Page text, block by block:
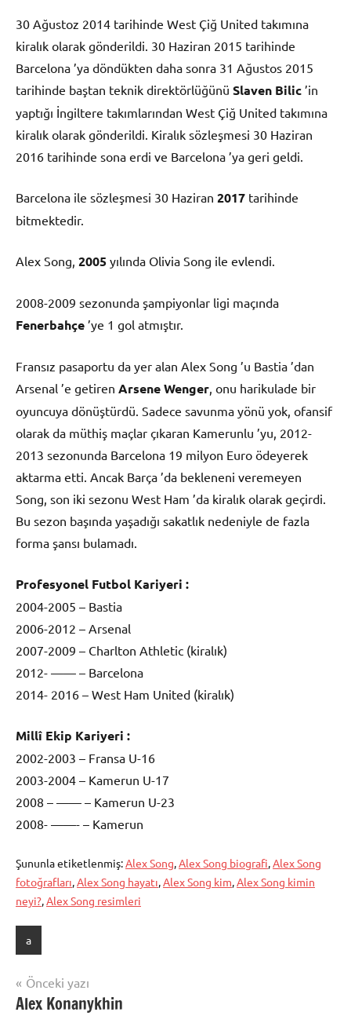
30 Ağustoz 2014 tarihinde West Çiğ United takımına
kiralık olarak gönderildi. 30 Haziran 2015 tarihinde
Barcelona ’ya döndükten daha sonra 31 Ağustos 2015
tarihinde baştan teknik direktörlüğünü Slaven Bilic ’in
yaptığı İngiltere takımlarından West Çiğ United takımına
kiralık olarak gönderildi. Kiralık sözleşmesi 30 Haziran
2016 tarihinde sona erdi ve Barcelona ’ya geri geldi.
Barcelona ile sözleşmesi 30 Haziran 2017 tarihinde
bitmektedir.
Alex Song, 2005 yılında Olivia Song ile evlendi.
2008-2009 sezonunda şampiyonlar ligi maçında
Fenerbahçe ’ye 1 gol atmıştır.
Fransız pasaportu da yer alan Alex Song ’u Bastia ’dan
Arsenal ’e getiren Arsene Wenger , onu harikulade bir
oyuncuya dönüştürdü. Sadece savunma yönü yok, ofansif
olarak da müthiş maçlar çıkaran Kamerunlu ’yu, 2012-
2013 sezonunda Barcelona 19 milyon Euro ödeyerek
aktarma etti. Ancak Barça ’da bekleneni veremeyen
Song, son iki sezonu West Ham ’da kiralık olarak geçirdi.
Bu sezon başında yaşadığı sakatlık nedeniyle de fazla
forma şansı bulamadı.
Profesyonel Futbol Kariyeri :
2004-2005 – Bastia
2006-2012 – Arsenal
2007-2009 – Charlton Athletic (kiralık)
2012- —— – Barcelona
2014- 2016 – West Ham United (kiralık)
Millî Ekip Kariyeri :
2002-2003 – Fransa U-16
2003-2004 – Kamerun U-17
2008 – —— – Kamerun U-23
2008- ——- – Kamerun
Şununla etiketlenmiş:Alex Song,Alex Song biografi,Alex Song
fotoğrafları,Alex Song hayatı,Alex Song kim,Alex Song kimin
neyi?,Alex Song resimleri
a
Yazı
gezinmesi
Önceki yazı
Alex Konanykhin